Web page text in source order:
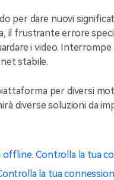
per dare nuovi
il frustrante errore
i video. Interrompe
stabile.
per diversi
diverse soluzioni da
Controlla la tua
la tua